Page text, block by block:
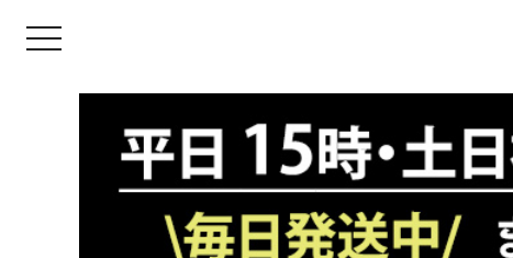
toggle navigation